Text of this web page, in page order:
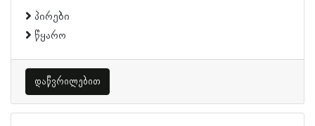
პირები
წყარო
დაწვრილებით